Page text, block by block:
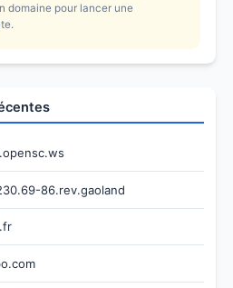
domaine pour lancer une
86.rev.gaoland